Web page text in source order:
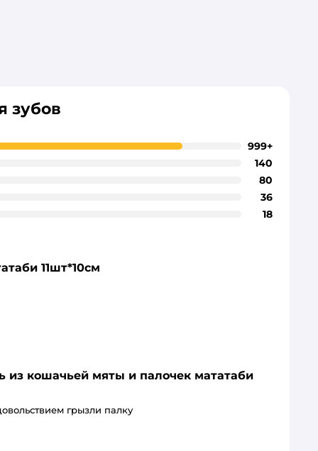
зубов
999+
140
80
36
18
11шт*10см
из кошачьей мяты и палочек мататаби
грызли палку